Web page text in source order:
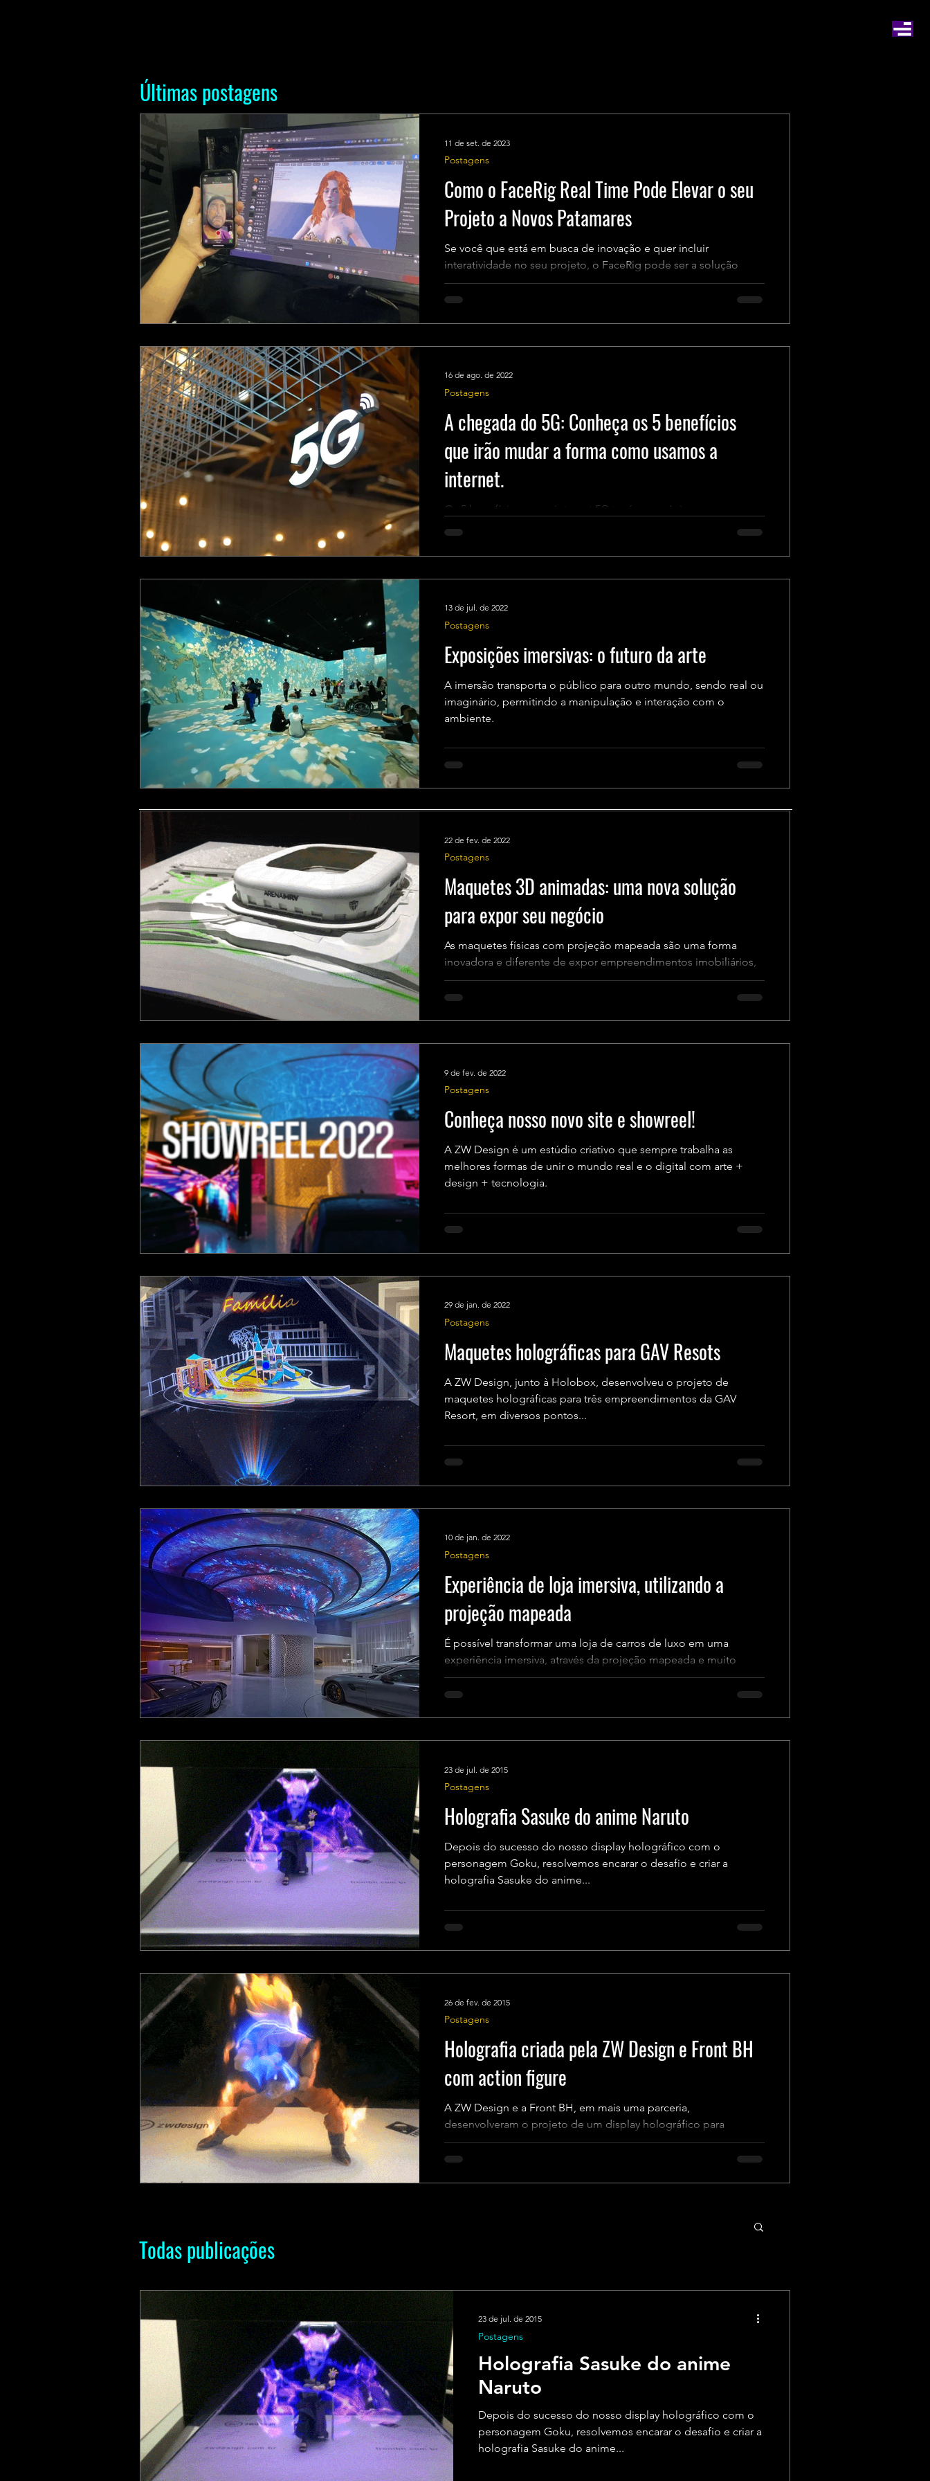
Como o FaceRig Real Time Pode Elevar o seu
Projeto a Novos Patamares
Se você que está em busca de inovação e quer incluir
interatividade no seu projeto, o FaceRig pode ser a solução
perfeita! Abaixo, vamos...
Postagens
11 de set. de 2023
A chegada do 5G: Conheça os 5 benefícios
que irão mudar a forma como usamos a
internet.
Os 5 benefícios que a internet 5G trará nos próximos meses.
Postagens
16 de ago. de 2022
Exposições imersivas: o futuro da arte
A imersão transporta o público para outro mundo, sendo real ou
imaginário, permitindo a manipulação e interação com o
ambiente.
Postagens
13 de jul. de 2022
Maquetes 3D animadas: uma nova solução
para expor seu negócio
As maquetes físicas com projeção mapeada são uma forma
inovadora e diferente de expor empreendimentos imobiliários,
tanto para clientes,...
Postagens
22 de fev. de 2022
Conheça nosso novo site e showreel!
A ZW Design é um estúdio criativo que sempre trabalha as
melhores formas de unir o mundo real e o digital com arte +
design + tecnologia.
Postagens
9 de fev. de 2022
Maquetes holográficas para GAV Resots
A ZW Design, junto à Holobox, desenvolveu o projeto de
maquetes holográficas para três empreendimentos da GAV
Resort, em diversos pontos...
Postagens
29 de jan. de 2022
Experiência de loja imersiva, utilizando a
projeção mapeada
É possível transformar uma loja de carros de luxo em uma
experiência imersiva, através da projeção mapeada e muito
design. A ZW Design...
Postagens
10 de jan. de 2022
Holografia Sasuke do anime Naruto
Depois do sucesso do nosso display holográfico com o
personagem Goku, resolvemos encarar o desafio e criar a
holografia Sasuke do anime...
Postagens
23 de jul. de 2015
Holografia criada pela ZW Design e Front BH
com action figure
A ZW Design e a Front BH, em mais uma parceria,
desenvolveram o projeto de um display holográfico para
experimentos de novas formas de...
Postagens
26 de fev. de 2015
Últimas postagens
Holografia Sasuke do anime
Naruto
Depois do sucesso do nosso display holográfico com o
personagem Goku, resolvemos encarar o desafio e criar a
holografia Sasuke do anime...
Postagens
23 de jul. de 2015
Todas publicações